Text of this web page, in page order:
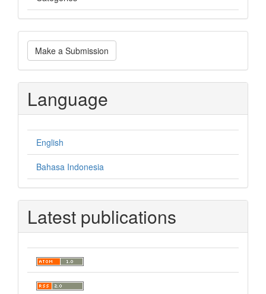
Make
a
Submission
Make a Submission
Language
English
Bahasa Indonesia
Latest publications